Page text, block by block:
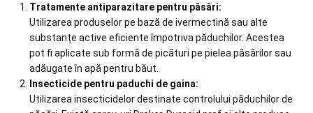
Tratamente antiparazitare pentru păsări:
Utilizarea produselor pe bază de ivermectină sau alte
substanțe active eficiente împotriva păduchilor. Acestea
pot fi aplicate sub formă de picături pe pielea păsărilor sau
adăugate în apă pentru băut.
Insecticide pentru paduchi de gaina:
Utilizarea insecticidelor destinate controlului păduchilor de